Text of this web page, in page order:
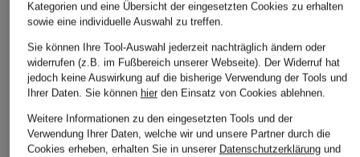
Ursprünglich:89,99 €
Kategorien und eine Übersicht der eingesetzten Cookies zu erhalten
sowie eine individuelle Auswahl zu treffen.
Sie können Ihre Tool-Auswahl jederzeit nachträglich ändern oder
widerrufen (z.B. im Fußbereich unserer Webseite). Der Widerruf hat
jedoch keine Auswirkung auf die bisherige Verwendung der Tools und
Ihrer Daten. Sie können hierden Einsatz von Cookies ablehnen.
Weitere Informationen zu den eingesetzten Tools und der
Verwendung Ihrer Daten, welche wir und unsere Partner durch die
Cookies erheben, erhalten Sie in unserer Datenschutzerklärungund